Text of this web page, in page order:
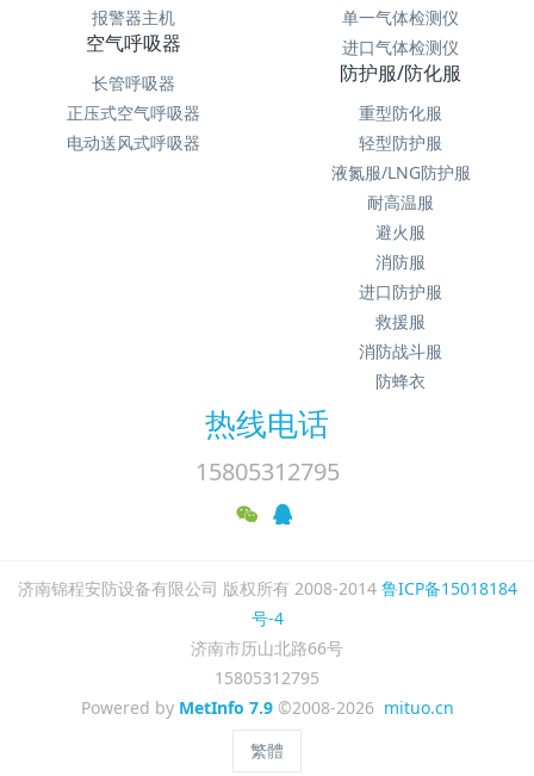
报警器主机
单一气体检测仪
进口气体检测仪
空气呼吸器
长管呼吸器
正压式空气呼吸器
电动送风式呼吸器
防护服/防化服
重型防化服
轻型防护服
液氮服/LNG防护服
耐高温服
避火服
消防服
进口防护服
救援服
消防战斗服
防蜂衣
热线电话
15805312795
济南锦程安防设备有限公司 版权所有 2008-2014 鲁ICP备15018184
号-4
济南市历山北路66号
15805312795
Powered by MetInfo 7.9©2008-2026 mituo.cn
繁體